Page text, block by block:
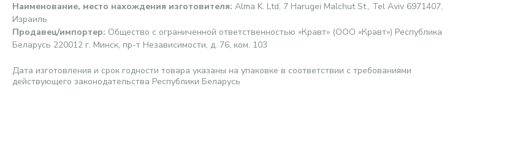
Наименование, место нахождения изготовителя: Alma K. Ltd, 7 Harugei Malchut St., Tel Aviv 6971407,
Израиль
Продавец/импортер: Общество с ограниченной ответственностью «Кравт» (ООО «Кравт») Республика
Беларусь 220012 г. Минск, пр-т Независимости, д. 76, ком. 103
Дата изготовления и срок годности товара указаны на упаковке в соответствии с требованиями
действующего законодательства Республики Беларусь